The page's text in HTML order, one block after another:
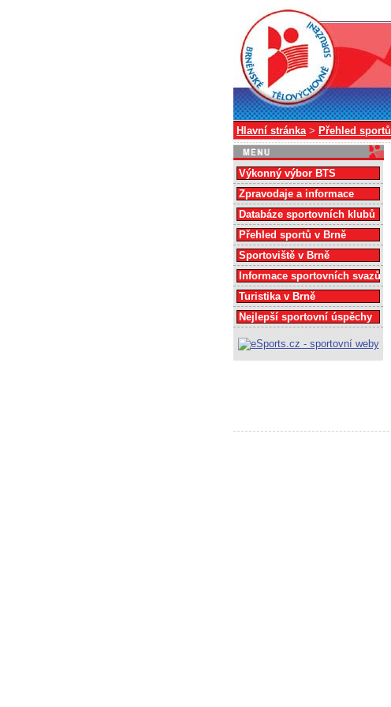
Hlavní stránka> Přehled sportů
Výkonný výbor BTS
Zpravodaje a informace
Databáze sportovních klubů
Přehled sportů v Brně
Sportoviště v Brně
Informace sportovních svazů
Turistika v Brně
Nejlepší sportovní úspěchy